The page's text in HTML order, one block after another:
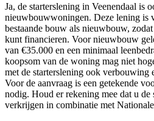
Ja, de starterslening in Veenendaal is
nieuwbouwwoningen. Deze lening is
bestaande bouw als nieuwbouw,
kunt financieren. Voor nieuwbouw
van €35.000 en een minimaal
koopsom van de woning mag niet
met de starterslening ook verbouwing
Voor de aanvraag is een getekende
nodig. Houd er rekening mee dat u de
verkrijgen in combinatie met